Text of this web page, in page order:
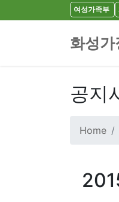
여성가족부
화성
공지
Home